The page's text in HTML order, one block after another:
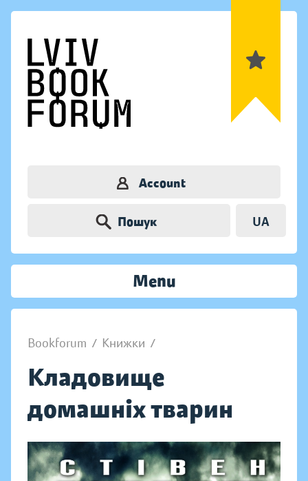
Account
Пошук UA
Menu
Bookforum / Книжки /
Кладовище
домашніх тварин